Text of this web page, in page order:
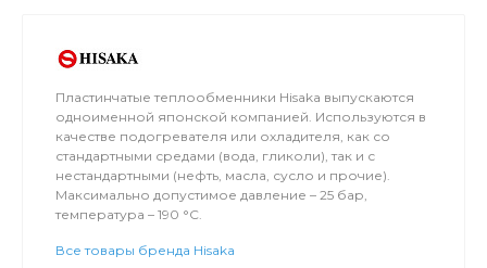
Пластинчатые теплообменники Hisaka выпускаются
одноименной японской компанией. Используются в
качестве подогревателя или охладителя, как со
стандартными средами (вода, гликоли), так и с
нестандартными (нефть, масла, сусло и прочие).
Максимально допустимое давление – 25 бар,
температура – 190 °C.
Все товары бренда Hisaka